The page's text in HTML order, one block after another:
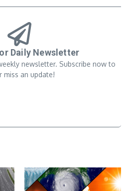
Daily Newsletter
newsletter. Subscribe now to
miss an update!